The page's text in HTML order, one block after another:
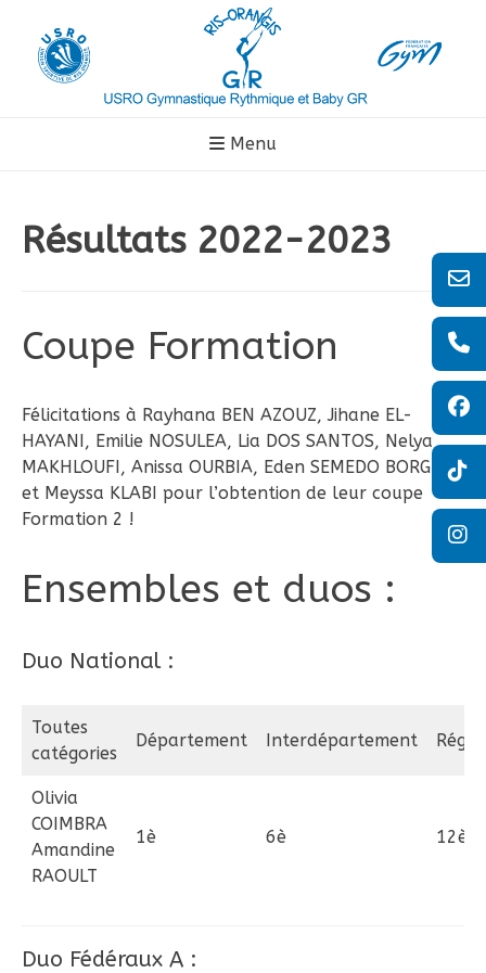
contenu
Menu
Résultats 2022-2023
Coupe Formation
Félicitations à Rayhana BEN AZOUZ, Jihane EL-
HAYANI, Emilie NOSULEA, Lia DOS SANTOS, Nelya
MAKHLOUFI, Anissa OURBIA, Eden SEMEDO BORGES
et Meyssa KLABI pour l’obtention de leur coupe
Formation 2 !
Ensembles et duos :
Duo National :
Toutes
catégories
Département Interdépartement
Olivia
COIMBRA
Amandine
RAOULT
1è 6è 12è
Duo Fédéraux A :